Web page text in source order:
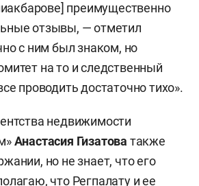
преимущественно
отзывы, — отметил
с ним был знаком, но
на то и следственный
проводить достаточно тихо».
недвижимости
Анастасия Гизатова также
но не знает, что его
что Регпалату и ее